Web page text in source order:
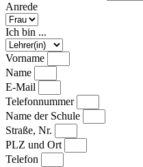
Anrede
Ich bin ...
Vorname
Name
E-Mail
Telefonnummer
Name der Schule
Straße, Nr.
PLZ und Ort
Telefon